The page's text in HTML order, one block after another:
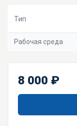
Тип
Рабочая среда
8 000 ₽